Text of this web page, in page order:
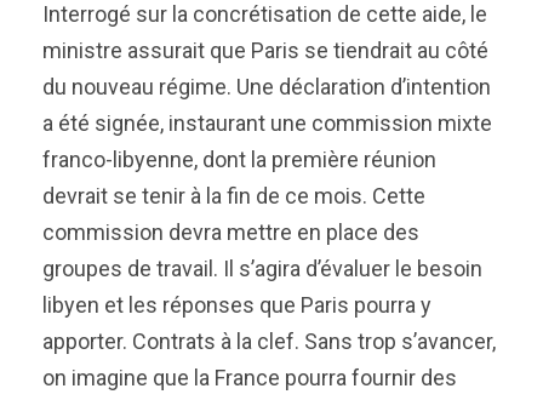
Interrogé sur la concrétisation de cette aide, le
ministre assurait que Paris se tiendrait au côté
du nouveau régime. Une déclaration d’intention
a été signée, instaurant une commission mixte
franco-libyenne, dont la première réunion
devrait se tenir à la fin de ce mois. Cette
commission devra mettre en place des
groupes de travail. Il s’agira d’évaluer le besoin
libyen et les réponses que Paris pourra y
apporter. Contrats à la clef. Sans trop s’avancer,
on imagine que la France pourra fournir des